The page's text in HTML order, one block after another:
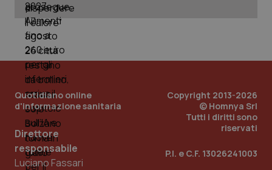
Quotidiano online
d'informazione sanitaria
Direttore
responsabile
Luciano Fassari
Copyright 2013-2026
© Homnya Srl
Tutti i diritti sono
riservati
P.I. e C.F. 13026241003
tracking-sites-ironfish-
tracking-enable
tracking-sites-ironfish-
session-id
2
_ga
.quotidianosanita.it
mese